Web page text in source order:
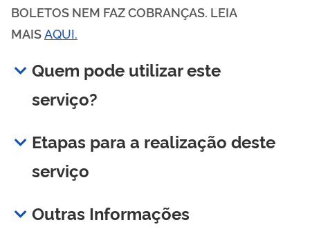
BOLETOS NEM FAZ COBRANÇAS. LEIA
MAISAQUI.
Quem pode utilizar este
serviço?
Etapas para a realização deste
serviço
Outras Informações